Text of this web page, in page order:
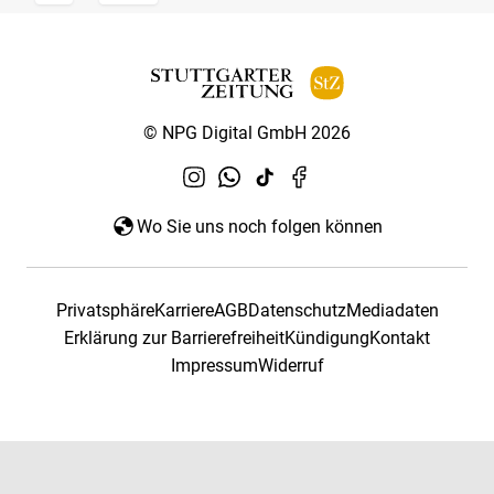
© NPG Digital GmbH 2026
Wo Sie uns noch folgen können
PrivatsphäreKarriereAGBDatenschutzMediadaten
Erklärung zur BarrierefreiheitKündigungKontakt
ImpressumWiderruf